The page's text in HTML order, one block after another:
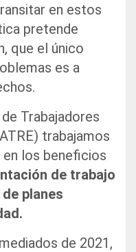
en estos
pretende
que el único
es a
Trabajadores
trabajamos
los beneficios
de trabajo
planes
de 2021,